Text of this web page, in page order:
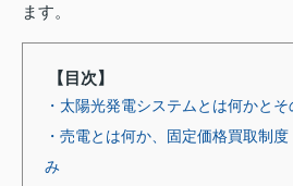
ます。
【目次】
・太陽光発電システムとは何かと
・売電とは何か、固定価格買取制
み